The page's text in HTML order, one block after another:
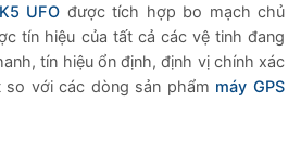
UFO được tích hợp bo mạch chủ
tín hiệu của tất cả các vệ tinh đang
tín hiệu ổn định, định vị chính xác
so với các dòng sản phẩm máy GPS